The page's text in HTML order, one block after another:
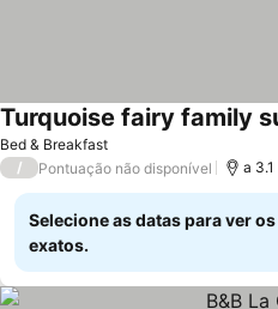
Bed & Breakfast
Turquoise fairy family
/ Pontuação não disponível a
Selecione as datas para ver
exatos.